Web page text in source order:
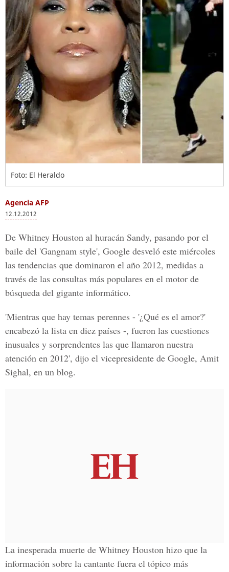
Foto: El Heraldo
Agencia AFP
12.12.2012
De Whitney Houston al huracán Sandy, pasando por el
baile del 'Gangnam style', Google desveló este miércoles
las tendencias que dominaron el año 2012, medidas a
través de las consultas más populares en el motor de
búsqueda del gigante informático.
'Mientras que hay temas perennes - '¿Qué es el amor?'
encabezó la lista en diez países -, fueron las cuestiones
inusuales y sorprendentes las que llamaron nuestra
atención en 2012', dijo el vicepresidente de Google, Amit
Sighal, en un blog.
La inesperada muerte de Whitney Houston hizo que la
información sobre la cantante fuera el tópico más